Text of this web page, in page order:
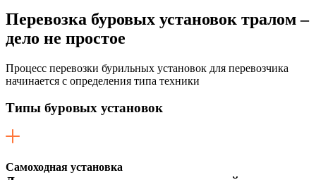
Перевозка буровых установок тралом –
дело не простое
Процесс перевозки бурильных установок для перевозчика
начинается с определения типа техники
Типы буровых установок
Самоходная установка